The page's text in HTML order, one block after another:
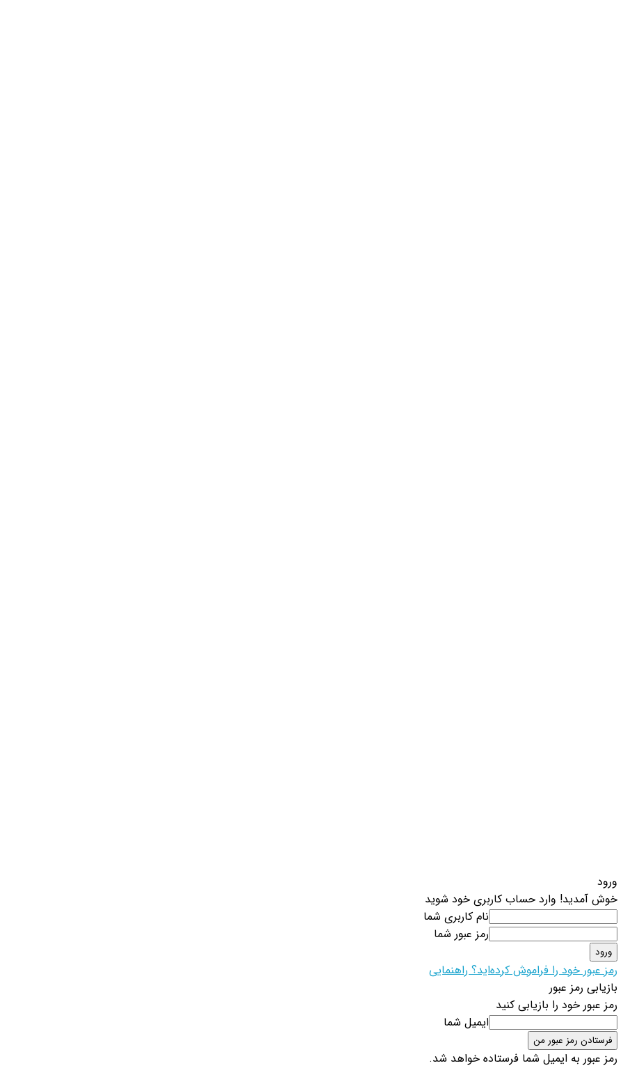
ورود
خوش آمدید! وارد حساب کاربری خود شوید
نام کاربری شما
رمز عبور شما
رمز عبور خود را فراموش کرده‌اید؟ راهنمایی
بازیابی رمز عبور
رمز عبور خود را بازیابی کنید
ایمیل شما
رمز عبور به ایمیل شما فرستاده خواهد شد.